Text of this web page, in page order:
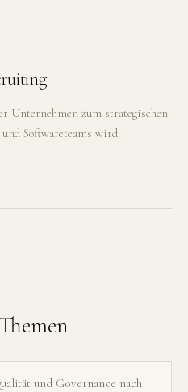
Unternehmen zum strategischen
Softwareteams wird.
und Governance nach